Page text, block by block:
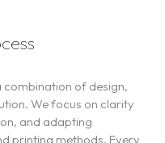
combination of design,
We focus on clarity
and adapting
printing methods. Every